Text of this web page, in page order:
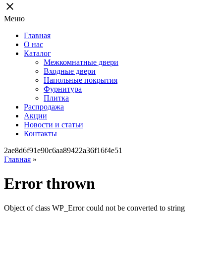
close
Меню
Главная
О нас
Каталог
Межкомнатные двери
Входные двери
Напольные покрытия
Фурнитура
Плитка
Распродажа
Акции
Новости и статьи
Контакты
2ae8d6f91e90c6aa89422a36f16f4e51
Главная »
Error thrown
Object of class WP_Error could not be converted to string